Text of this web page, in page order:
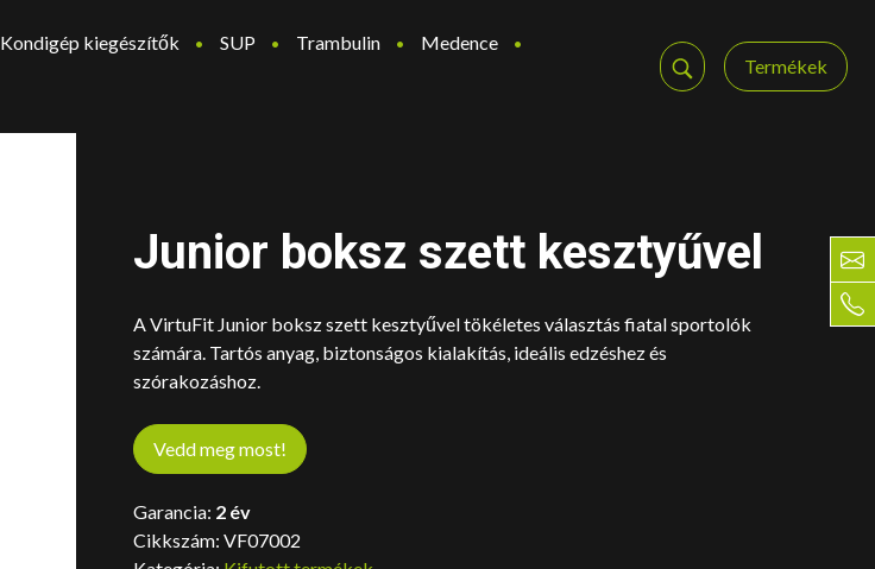
Kondigép kiegészítők SUP Trambulin Medence
Termékek
Junior boksz szett kesztyűvel
A VirtuFit Junior boksz szett kesztyűvel tökéletes választás fiatal sportolók
számára. Tartós anyag, biztonságos kialakítás, ideális edzéshez és
szórakozáshoz.
Vedd meg most!
Garancia: 2 év
Cikkszám: VF07002